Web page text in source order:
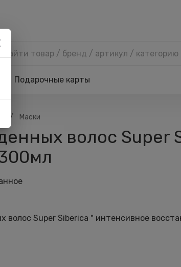
Подарочные карты
/ Маски
волос Super